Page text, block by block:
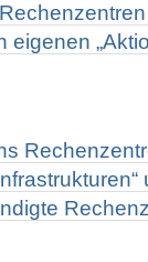
eigenen